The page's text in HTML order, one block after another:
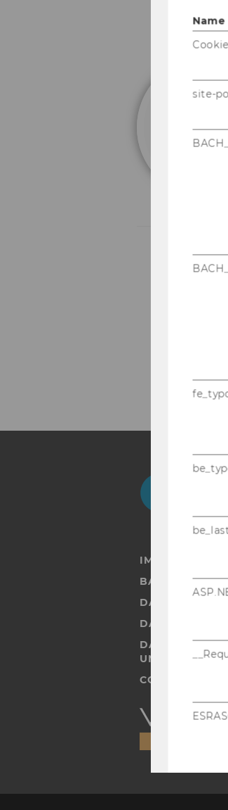
IMPRESSUM
UND
COOKIE
Webseite
Name
site-